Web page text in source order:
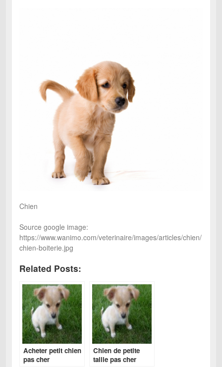
Chien
Source google image:
https://www.wanimo.com/veterinaire/images/articles/chien/
chien-boiterie.jpg
Related Posts:
Acheter petit chien
pas cher
Chien de petite
taille pas cher